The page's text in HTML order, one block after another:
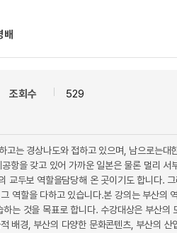
배
조회수 529
는 경상나도와 접하고 있으며, 남으로는대
항을 갖고 있어 가까운 일본은 물론 멀리
교두보 역할을담당해 온 곳이기도 합니다.
역할을 다하고 있습니다.본 강의는 부산
는 것을 목표로 합니다. 수강대상은 부산
배경, 부산의 다양한 문화콘텐츠, 부산의